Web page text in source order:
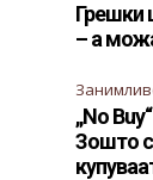
Грешки
– а
„No
Зошто